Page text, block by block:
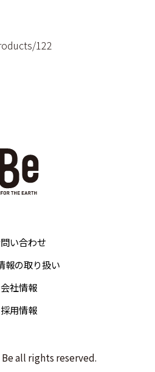
122
い合わせ
報の取り扱い
会社情報
採用情報
all rights reserved.